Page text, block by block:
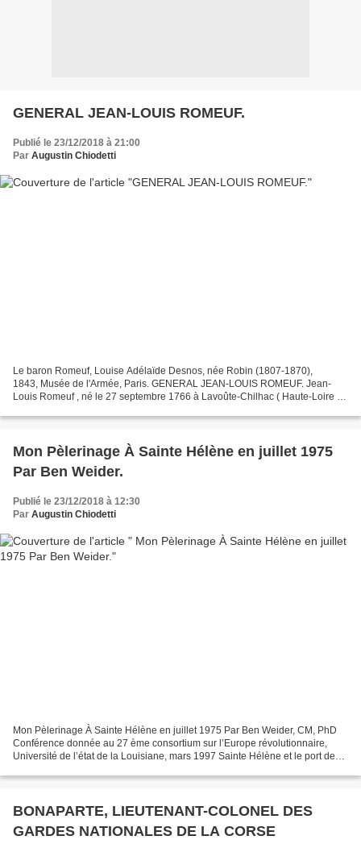
GENERAL JEAN-LOUIS ROMEUF.
Publié le 23/12/2018 à 21:00
Par Augustin Chiodetti
Le baron Romeuf, Louise Adélaïde Desnos, née Robin (1807-1870),
1843, Musée de l'Armée, Paris. GENERAL JEAN-LOUIS ROMEUF. Jean-
Louis Romeuf , né le 27 septembre 1766 à Lavoûte-Chilhac ( Haute-Loire )
Mon Pèlerinage À Sainte Hélène en juillet 1975
Par Ben Weider.
Publié le 23/12/2018 à 12:30
Par Augustin Chiodetti
Mon Pèlerinage À Sainte Hélène en juillet 1975 Par Ben Weider, CM, PhD
Conférence donnée au 27 ème consortium sur l’Europe révolutionnaire,
Université de l’état de la Louisiane, mars 1997 Sainte Hélène et le port de
BONAPARTE, LIEUTENANT-COLONEL DES
GARDES NATIONALES DE LA CORSE